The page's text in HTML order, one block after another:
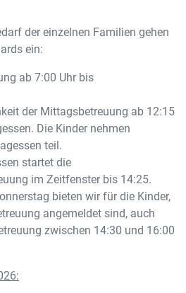
der einzelnen Familien gehen
ein:
ab 7:00 Uhr bis
der Mittagsbetreuung ab 12:15
Die Kinder nehmen
teil.
startet die
im Zeitfenster bis 14:25.
bieten wir für die Kinder,
angemeldet sind, auch
zwischen 14:30 und 16:00